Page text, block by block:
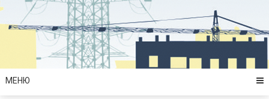
Перейти
содержимому
МЕНЮ